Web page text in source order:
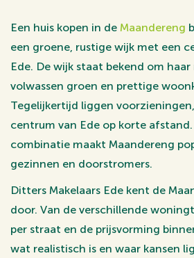
Een huis kopen in de Maandereng
een groene, rustige wijk met een
Ede. De wijk staat bekend om
volwassen groen en prettige
Tegelijkertijd liggen
centrum van Ede op korte
combinatie maakt Maandereng
gezinnen en doorstromers.
Ditters Makelaars Ede kent de
door. Van de verschillende
per straat en de prijsvorming
wat realistisch is en waar kansen